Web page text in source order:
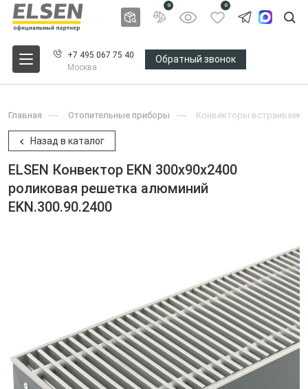
0 0
+7 495 067 75 40
Москва
Обратный звонок
Главная Отопительные приборы Конвекторы
Назад в каталог
ELSEN Конвектор EKN 300x90x2400
роликовая решетка алюминий
EKN.300.90.2400